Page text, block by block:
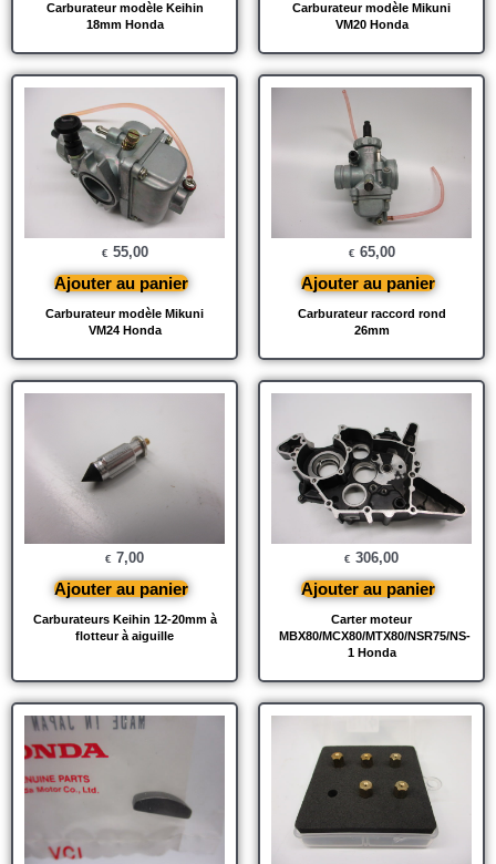
Carburateur modèle Keihin
18mm Honda
Carburateur modèle Mikuni
VM20 Honda
Carburateur modèle Mikuni
VM24 Honda
€ 55,00
Ajouter au panier
Carburateur raccord rond
26mm
€ 65,00
Ajouter au panier
Carburateurs Keihin 12-20mm à
flotteur à aiguille
€ 7,00
Ajouter au panier
Carter moteur
MBX80/MCX80/MTX80/NSR75/NS-
1 Honda
€ 306,00
Ajouter au panier